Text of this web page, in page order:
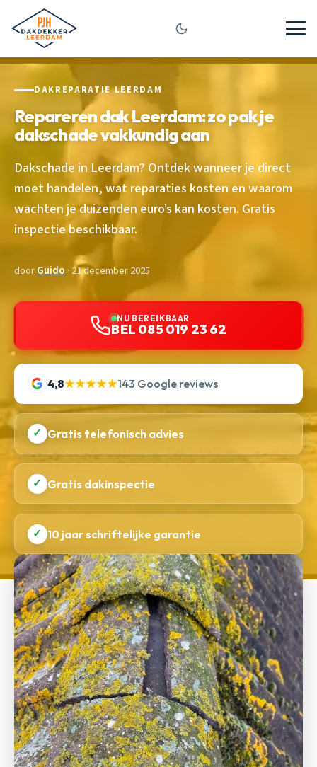
DAKREPARATIE LEERDAM
Repareren dak Leerdam: zo pak je
dakschade vakkundig aan
Dakschade in Leerdam? Ontdek wanneer je direct
moet handelen, wat reparaties kosten en waarom
wachten je duizenden euro’s kan kosten. Gratis
inspectie beschikbaar.
doorGuido · 21 december 2025
NU BEREIKBAAR
BEL 085 019 23 62
4,8★★★★★143 Google reviews
✓ Gratis telefonisch advies
✓ Gratis dakinspectie
✓ 10 jaar schriftelijke garantie